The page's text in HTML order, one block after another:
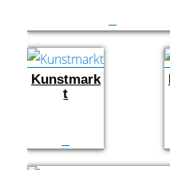
Kunstmark
t